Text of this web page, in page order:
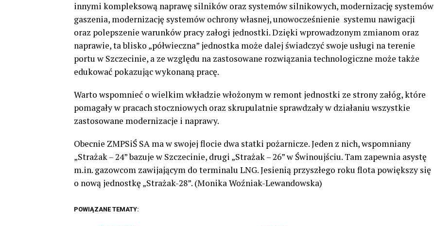
innymi kompleksową naprawę silników oraz systemów silnikowych, modernizację systemów
gaszenia, modernizację systemów ochrony własnej, unowocześnienie systemu nawigacji
oraz polepszenie warunków pracy załogi jednostki. Dzięki wprowadzonym zmianom oraz
naprawie, ta blisko „półwieczna” jednostka może dalej świadczyć swoje usługi na terenie
portu w Szczecinie, a ze względu na zastosowane rozwiązania technologiczne może także
edukować pokazując wykonaną pracę.
Warto wspomnieć o wielkim wkładzie włożonym w remont jednostki ze strony załóg, które
pomagały w pracach stoczniowych oraz skrupulatnie sprawdzały w działaniu wszystkie
zastosowane modernizacje i naprawy.
Obecnie ZMPSiŚ SA ma w swojej flocie dwa statki pożarnicze. Jeden z nich, wspomniany
„Strażak – 24” bazuje w Szczecinie, drugi „Strażak – 26” w Świnoujściu. Tam zapewnia asystę
m.in. gazowcom zawijającym do terminalu LNG. Jesienią przyszłego roku flota powiększy się
o nową jednostkę „Strażak-28”. (Monika Woźniak-Lewandowska)
POWIĄZANE TEMATY: